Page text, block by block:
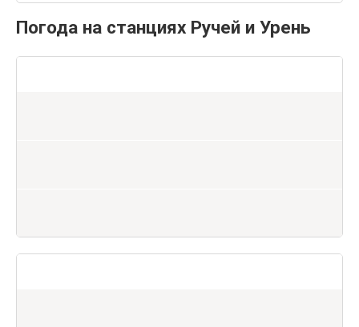
Погода на станциях Ручей и Урень